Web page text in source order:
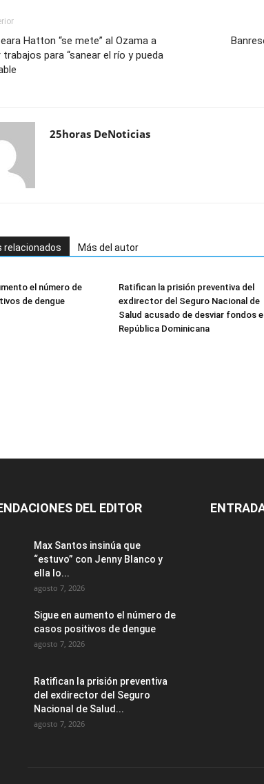
Hatton “se mete” al Ozama a
para “sanear el río y pueda
25horas DeNoticias
relacionados Más del autor
el número de
de dengue
Ratifican la prisión preventiva del
exdirector del Seguro Nacional de
Salud acusado de desviar fondos
República Dominicana
DEL EDITOR
Max Santos insinúa que
“estuvo” con Jenny Blanco y
ella lo...
agosto 7, 2026
Sigue en aumento el número de
casos positivos de dengue
agosto 7, 2026
Ratifican la prisión preventiva
del exdirector del Seguro
Nacional de Salud...
agosto 7, 2026